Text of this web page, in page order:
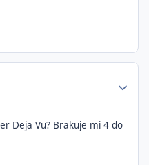
Deja Vu? Brakuje mi 4 do